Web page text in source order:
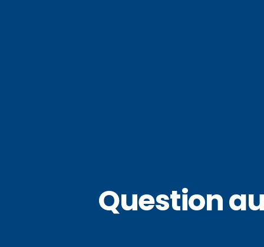
Question